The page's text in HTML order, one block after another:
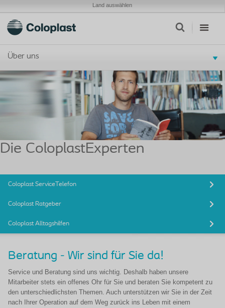
Land auswählen
Über uns
Die ColoplastExperten
Coloplast ServiceTelefon
Coloplast Ratgeber
Coloplast Alltagshilfen
Beratung - Wir sind für Sie da!
Service und Beratung sind uns wichtig. Deshalb haben unsere
Mitarbeiter stets ein offenes Ohr für Sie und beraten Sie kompetent zu
den unterschiedlichsten Themen. Auch unterstützen wir Sie in der Zeit
nach Ihrer Operation auf dem Weg zurück ins Leben mit einem